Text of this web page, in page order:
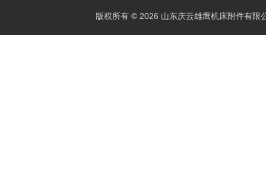
版权所有 © 2026 山东庆云雄鹰机床附件有